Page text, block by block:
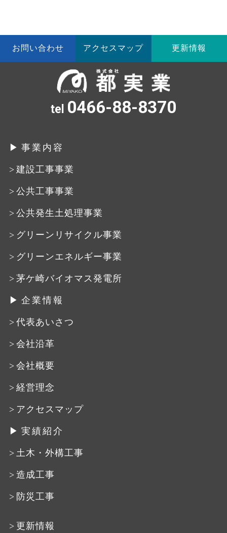
お問い合わせ アクセスマップ 更新情報
tel 0466-88-8370
事業内容
建設工事事業
公共工事事業
公共発生土処理事業
グリーンリサイクル事業
グリーンエネルギー事業
茅ケ崎バイオマス発電所
企業情報
代表あいさつ
会社沿革
会社概要
経営理念
アクセスマップ
実績紹介
土木・外構工事
造成工事
防災工事
更新情報